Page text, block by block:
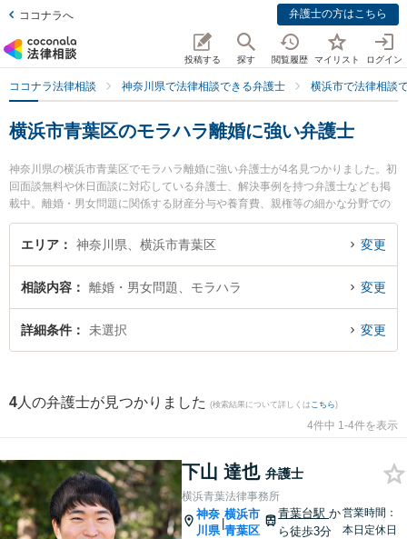
ココナラへ 弁護士の方はこちら
投稿する 探す 閲覧履歴 マイリスト ログイン
ココナラ法律相談 神奈川県で法律相談できる弁護士 横浜市で法律相談
横浜市青葉区のモラハラ離婚に強い弁護士
神奈川県の横浜市青葉区でモラハラ離婚に強い弁護士が4名見つかりました。初
回面談無料や休日面談に対応している弁護士、解決事例を持つ弁護士なども掲
載中。離婚・男女問題に関係する財産分与や養育費、親権等の細かな分野での
絞り込み検索もでき便利です。特に横浜青葉法律事務所の下山 達也弁護士やア
スールたまプラ法律事務所の猪野 匡史弁護士、青葉台法律事務所の佐々木 博征
に相談したい』『モラハラ離婚のトラブル解決の実績豊富な近くの弁護士を検
索したい』『初回相談無料でモラハラ離婚を法律相談できる横浜市青葉区内の
弁護士に相談予約したい』などでお困りの相談者さんにおすすめです。
エリア 神奈川県、横浜市青葉区 変更
相談内容 離婚・男女問題、モラハラ 変更
詳細条件 未選択 変更
4 人の弁護士が見つかりました (検索結果について詳しくは こちら)
4件中 1-4件を表示
下山 達也 弁護士
横浜青葉法律事務所
神奈
川県
|
横浜市
青葉区
青葉台駅か
ら徒歩3分
営業時間：
本日定休日